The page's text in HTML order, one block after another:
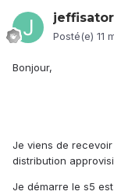
jeffisator
Posté(e) 11
Bonjour,
Je viens de
distribution
Je démarre le s5